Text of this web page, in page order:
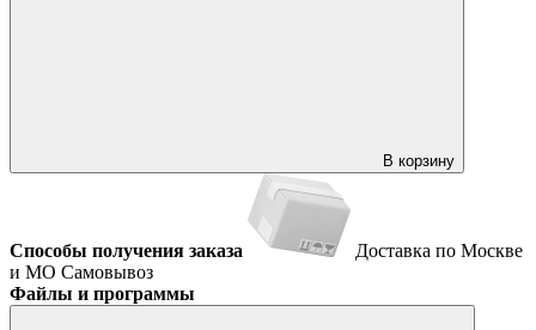
В корзину
Способы получения заказа
Доставка по Москве
и МО Самовывоз
Файлы и программы